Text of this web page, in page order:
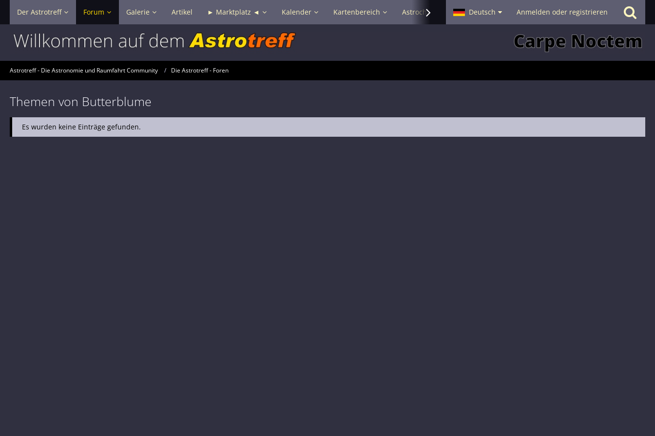
Der Astrotreff Forum Galerie Artikel ► Marktplatz ◄ Kalender Kartenbereich Astrochat - Smalltalk Hilfe
Deutsch Anmelden oder registrieren
Astrotreff - Die Astronomie und Raumfahrt Community Die Astrotreff - Foren
Themen von Butterblume
Es wurden keine Einträge gefunden.